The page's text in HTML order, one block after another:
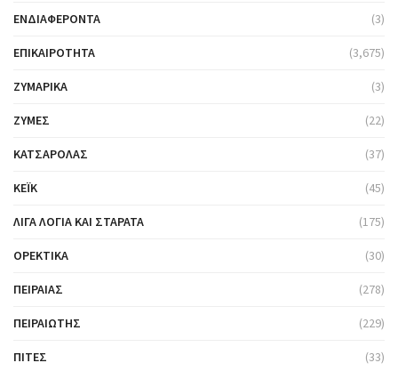
ΕΝΔΙΑΦΈΡΟΝΤΑ (3)
ΕΠΙΚΑΙΡΌΤΗΤΑ (3,675)
ΖΥΜΑΡΙΚΆ (3)
ΖΎΜΕΣ (22)
ΚΑΤΣΑΡΌΛΑΣ (37)
ΚΈΙΚ (45)
ΛΊΓΑ ΛΌΓΙΑ ΚΑΙ ΣΤΑΡΆΤΑ (175)
ΟΡΕΚΤΙΚΆ (30)
ΠΕΙΡΑΙΆΣ (278)
ΠΕΙΡΑΙΏΤΗΣ (229)
ΠΊΤΕΣ (33)